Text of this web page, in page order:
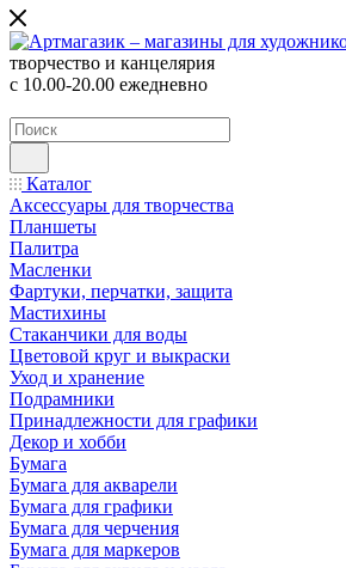
творчество и канцелярия
с 10.00-20.00 ежедневно
Каталог
Аксессуары для творчества
Планшеты
Палитра
Масленки
Фартуки, перчатки, защита
Мастихины
Стаканчики для воды
Цветовой круг и выкраски
Уход и хранение
Подрамники
Принадлежности для графики
Декор и хобби
Бумага
Бумага для акварели
Бумага для графики
Бумага для черчения
Бумага для маркеров